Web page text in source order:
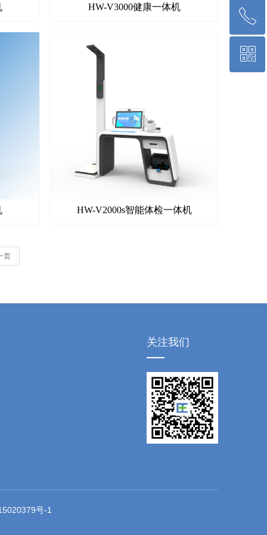
HW-V3000健康一体机
HW-V2000s智能体检一体机
页
关注我们
号-1
回到顶部
ꂅ
400-830-2029
ꀥ